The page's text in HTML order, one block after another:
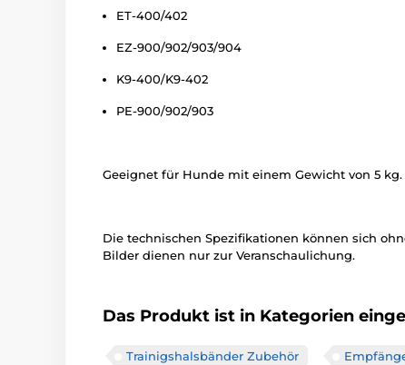
ET-400/402
EZ-900/902/903/904
K9-400/K9-402
PE-900/902/903
Geeignet für Hunde mit einem Gewicht von 5 kg.
Die technischen Spezifikationen können sich
Bilder dienen nur zur Veranschaulichung.
Das Produkt ist in Kategorien
Trainigshalsbänder Zubehör